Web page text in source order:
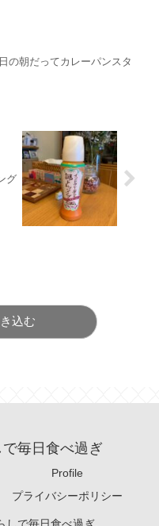
の朝だってカレーパンスタ
グ
込む
毎日食べ過ぎ
Profile
プライバシーポリシー